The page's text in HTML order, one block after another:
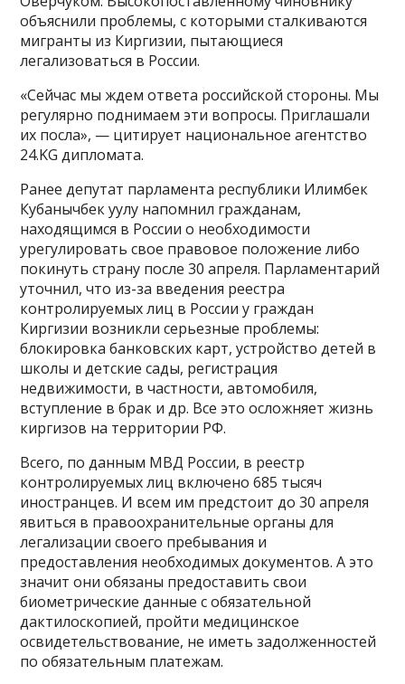
объяснили проблемы, с которыми сталкиваются
мигранты из Киргизии, пытающиеся
легализоваться в России.
«Сейчас мы ждем ответа российской стороны. Мы
регулярно поднимаем эти вопросы. Приглашали
их посла», — цитирует национальное агентство
24.KG дипломата.
Ранее депутат парламента республики Илимбек
Кубанычбек уулу напомнил гражданам,
находящимся в России о необходимости
урегулировать свое правовое положение либо
покинуть страну после 30 апреля. Парламентарий
уточнил, что из-за введения реестра
контролируемых лиц в России у граждан
Киргизии возникли серьезные проблемы:
блокировка банковских карт, устройство детей в
школы и детские сады, регистрация
недвижимости, в частности, автомобиля,
вступление в брак и др. Все это осложняет жизнь
киргизов на территории РФ.
Всего, по данным МВД России, в реестр
контролируемых лиц включено 685 тысяч
иностранцев. И всем им предстоит до 30 апреля
явиться в правоохранительные органы для
легализации своего пребывания и
предоставления необходимых документов. А это
значит они обязаны предоставить свои
биометрические данные с обязательной
дактилоскопией, пройти медицинское
освидетельствование, не иметь задолженностей
по обязательным платежам.